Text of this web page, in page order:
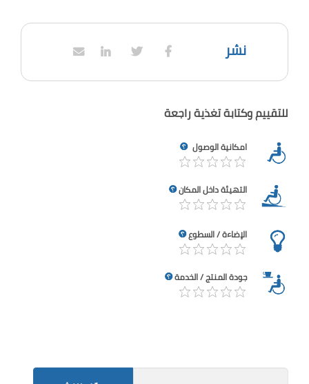
نشر
للتقييم وكتابة تغذية راجعة
امكانية الوصول
التهيئة داخل المكان
الإضاءة / السطوع
جودة المنتج / الخدمة